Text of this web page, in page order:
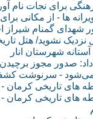
برای نجات نام
ها - از مکانی
شهدای گمنام
تاریخی 5 ستاره ای که
شهرستان انار
داد: صدور مجوز
می‌شود - سرنوشت
های تاریخی
های تاریخی